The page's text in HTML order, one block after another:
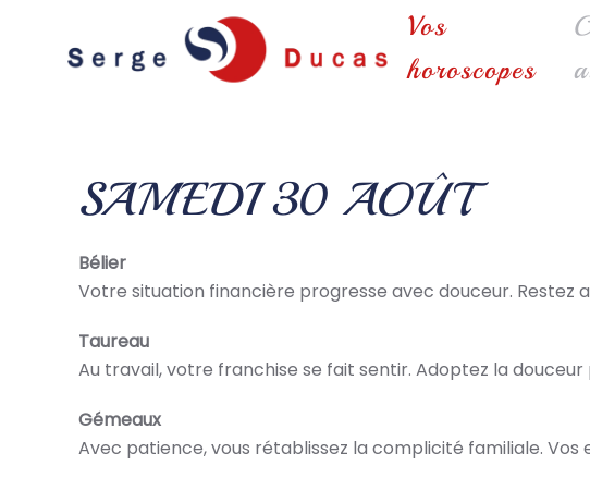
Skip to main content
Vos
horoscopes
SAMEDI 30 AOÛT
Bélier
Votre situation financière progresse avec douceur.
Taureau
Au travail, votre franchise se fait sentir. Adoptez la
Gémeaux
Avec patience, vous rétablissez la complicité familiale.